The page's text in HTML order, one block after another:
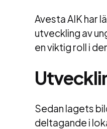
Avesta AIK har
utveckling av
en viktig roll i
Sedan lagets
deltagande i